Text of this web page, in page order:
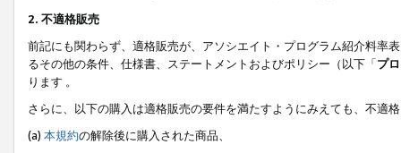
2. 不適格販売
前記にも関わらず、適格販売が、アソシエイト・プログラム紹介料率
るその他の条件、仕様書、ステートメントおよびポリシー（以下「プ
ります 。
さらに、以下の購入は適格販売の要件を満たすようにみえても、不適
(a) 本規約の解除後に購入された商品、